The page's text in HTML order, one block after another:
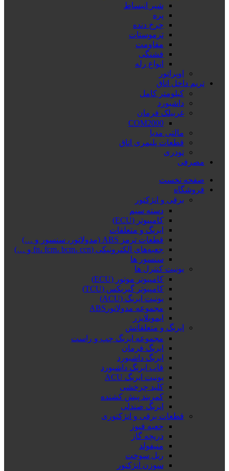
شیر انبساط
پره
چرخ دنده
ترموستات
مقاومت
فشنگی
انواع رله
اوپراتور
تریم داخل اتاق
کیلومتر کامل
داشبورد
غربیلک فرمان
COM2000
مالتی مدیا
قطعات پلیمری اتاق
تودری
مصرفی
صفحه نخست
فروشگاه
برقی و انژکتور
دسته سیم
کامپیوتر (ECU)
ایربگ و متعلقات
قطعات ترمز ABS (مدولاتور، سنسور و …)
جعبه‌های الکترونیکی (fn، fcm، bcm، ccn و …)
سنسور ها
یونیت کنترل ها
کامپیوتر موتور (ECU)
کامپیوتر گیربکس (TCU)
یونیت ایربگ (ACU)
مجموعه مدولاتورABS
ایموبلایزر
ایربگ و متعلقاتش
مجموعه ایربگ چپ و راست
ایربگ فرمان
ایربگ داشبورد
قاب ایربگ داشبورد
یونیت ایربگ ACU
کلید چرخشی
کمربند پیش کشنده
ایربگ صندلی
قطعات برقی و انژکتوری
جعبه فیوز
دریچه گاز
منیفولد
ریل سوخت
سوزن انژکتور